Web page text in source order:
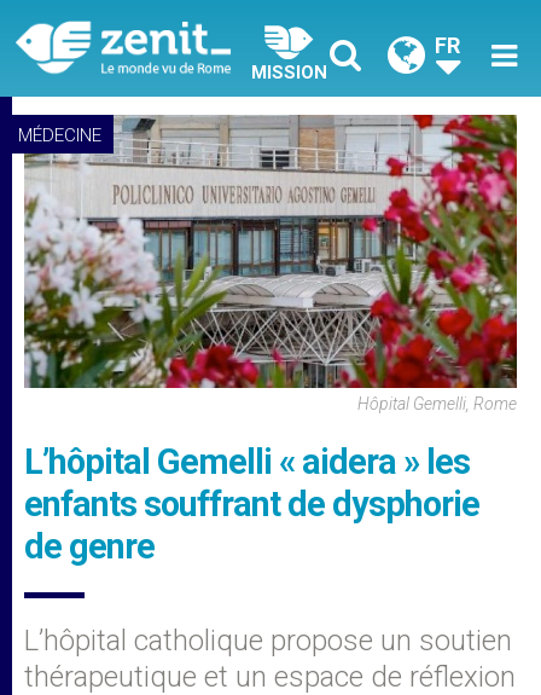
MISSION
FR
MÉDECINE
Hôpital Gemelli, Rome
L’hôpital Gemelli « aidera » les
enfants souffrant de dysphorie
de genre
L’hôpital catholique propose un soutien
thérapeutique et un espace de réflexion